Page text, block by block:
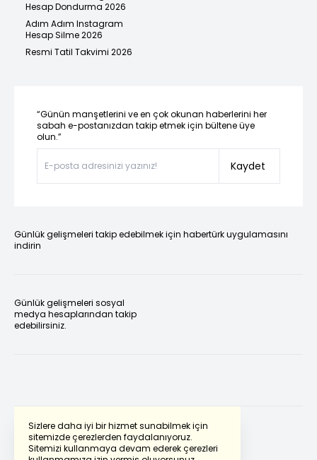
Sizlere daha iyi bir hizmet sunabilmek için
sitemizde çerezlerden faydalanıyoruz.
Sitemizi kullanmaya devam ederek çerezleri
Hesap Dondurma 2026
Adım Adım Instagram
Hesap Silme 2026
Resmi Tatil Takvimi 2026
“Günün manşetlerini ve en çok okunan haberlerini her
sabah e-postanızdan takip etmek için bültene üye
olun.”
Kaydet
Günlük gelişmeleri takip edebilmek için habertürk uygulamasını
indirin
Günlük gelişmeleri sosyal
medya hesaplarından takip
edebilirsiniz.
Powered by Translate